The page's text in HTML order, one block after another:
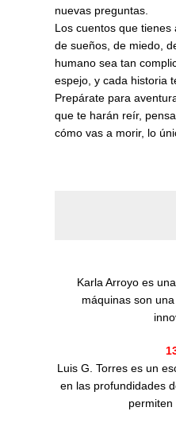
nuevas preguntas.
Los cuentos que tienes
de sueños, de miedo,
humano sea tan
espejo, y cada historia
Prepárate para
que te harán reír,
cómo vas a morir, lo
Karla Arroyo es
máquinas son
Luis G. Torres es un
en las profundidades
permiten